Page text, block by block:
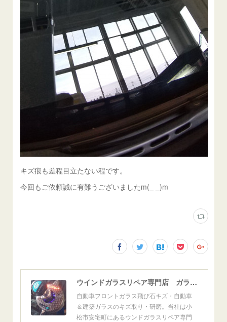
キズ痕も差程目立たない程です。
今回もご依頼誠に有難うございましたm(_ _)m
ウインドガラスリペア専門店 ガラスリペア・ヨシダ グラスウェルドジャパン 正規施工店 小松市
自動車フロントガラス飛び石キズ・自動車
＆建築ガラスのキズ取り・研磨。当社は小
松市安宅町にあるウンドガラスリペア専門